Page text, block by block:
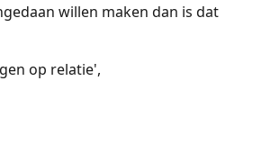
willen maken dan is dat
op relatie',